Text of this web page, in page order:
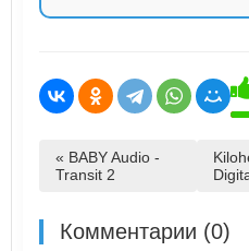
« BABY Audio -
Transit 2
Комментарии (0)